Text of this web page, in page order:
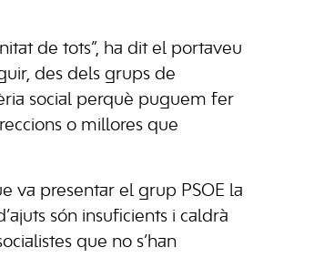
de tots”, ha dit el portaveu
des dels grups de
social perquè puguem fer
o millores que
va presentar el grup PSOE la
són insuficients i caldrà
que no s’han